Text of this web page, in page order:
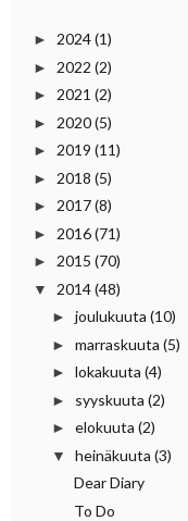
► 2024(1)
► 2022 (2)
► 2021 (2)
► 2020(5)
► 2019 (11)
► 2018 (5)
► 2017(8)
► 2016(71)
► 2015 (70)
▼ 2014(48)
► joulukuuta (10)
► marraskuuta (5)
► lokakuuta (4)
► syyskuuta (2)
► elokuuta (2)
▼ heinäkuuta (3)
Dear Diary
To Do